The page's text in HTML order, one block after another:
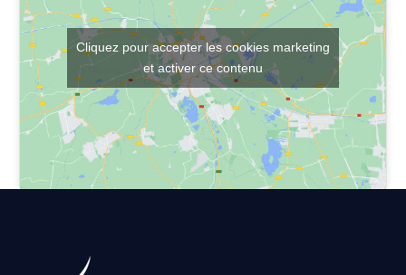
Cliquez pour accepter les cookies marketing
et activer ce contenu